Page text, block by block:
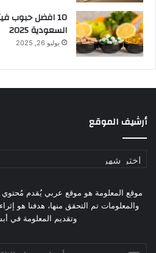
10 افضل حبوب
السعودية 2025
يوليو 26, 2025
أرشيف الموقع
أرشيف
موقع المعلومة هو موقع عربي يُقدم
والمعلومات تم التحقق منها، هدفنا هو
وتقديم المعلومة في